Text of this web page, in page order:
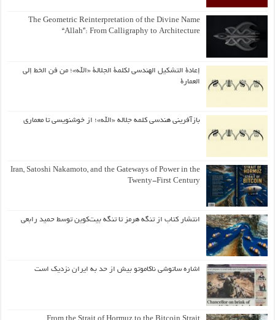
The Geometric Reinterpretation of the Divine Name
“Allah”: From Calligraphy to Architecture
إعادة التشكيل الهندسي لكلمة الجلالة «الله»؛ من فن الخط إلى
العمارة
بازآفرینی هندسی کلمه جلاله «الله»؛ از خوشنویسی تا معماری
Iran, Satoshi Nakamoto, and the Gateways of Power in the
Twenty-First Century
انتشار کتاب از تنگه هرمز تا تنگه بیت‌کوین توسط حمید رابعی
اشاره ساتوشی ناکاموتو بیش از حد به ایران نزدیک است